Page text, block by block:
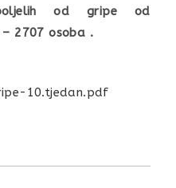
od gripe od
2707 osoba .